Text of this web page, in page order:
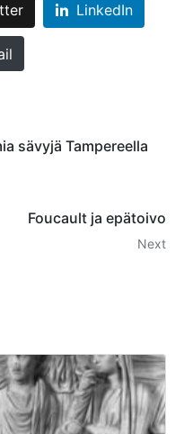
LinkedIn
sävyjä Tampereella
Foucault ja epätoivo
Next